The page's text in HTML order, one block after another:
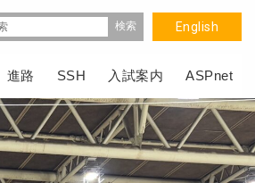
English
進路 SSH 入試案内 ASPnet